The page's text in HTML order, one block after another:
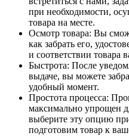
при необходимости,
товара на месте.
Осмотр товара: Вы
как забрать его,
и соответствии
Быстрота: После
выдаче, вы можете
удобный момент.
Простота процесса:
максимально упрощен
выберите эту опцию
подготовим товар к